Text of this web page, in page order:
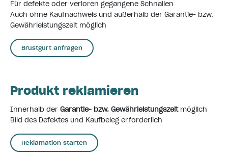
Für defekte oder verloren gegangene Schnallen
Auch ohne Kaufnachweis und außerhalb der Garantie- bzw.
Gewährleistungszeit möglich
Brustgurt anfragen
Produkt reklamieren
Innerhalb der Garantie- bzw. Gewährleistungszeitmöglich
Bild des Defektes und Kaufbeleg erforderlich
Reklamation starten